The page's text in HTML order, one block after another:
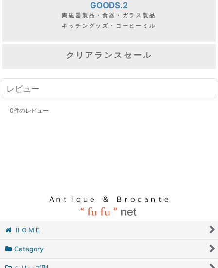
GOODS.2
陶磁器製品・食器・ガラス製品
キッチングッズ・コーヒーミル
クリアランスセール
レビュー
0件のレビュー
ＨＯＭＥ
Category